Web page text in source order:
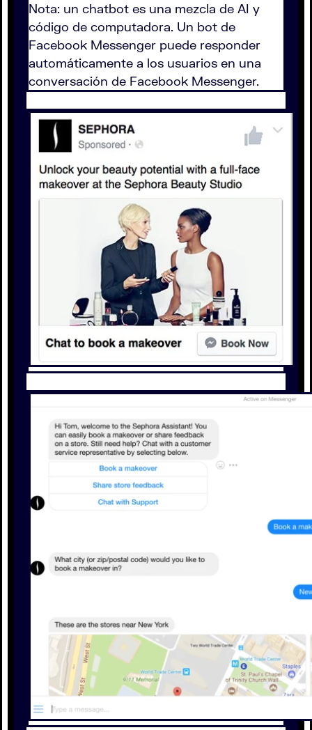
Nota: un chatbot es una mezcla de AI y
código de computadora. Un bot de
Facebook Messenger puede responder
automáticamente a los usuarios en una
conversación de Facebook Messenger.